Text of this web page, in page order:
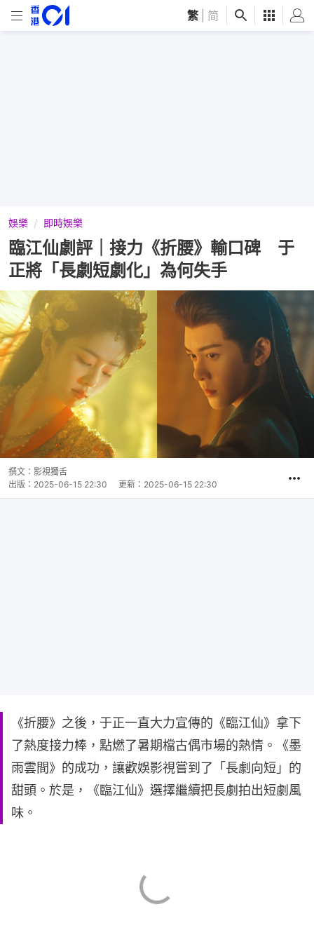
繁 简
娛樂 即時娛樂
臨江仙劇評｜接力《折腰》輸口碑 于
正將「長劇短劇化」為何失手
撰文： 影視獨舌
出版： 2025-06-15 22:30 更新： 2025-06-15 22:30
《折腰》之後，于正一直大力宣傳的《臨江仙》拿下
了熱度接力棒，點燃了暑期檔古偶市場的熱情。《墨
雨雲間》的成功，讓歡娛影視嘗到了「長劇向短」的
甜頭。於是，《臨江仙》選擇繼續把長劇拍出短劇風
味。